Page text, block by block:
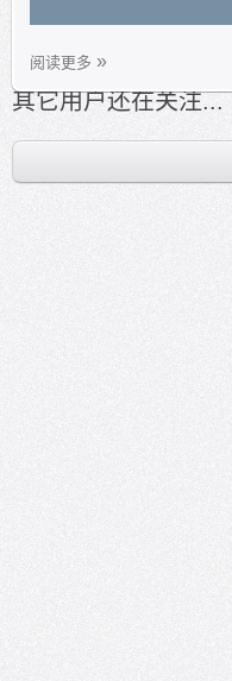
阅读更多
其它用户还在关注...